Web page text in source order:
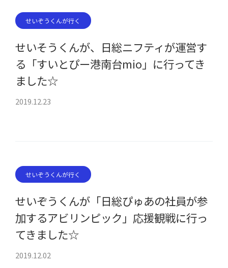
せいぞうくんが行く
せいそうくんが、日総ニフティが運営す
る「すいとぴー港南台mio」に行ってき
ました☆
2019.12.23
せいぞうくんが行く
せいぞうくんが「日総ぴゅあの社員が参
加するアビリンピック」応援観戦に行っ
てきました☆
2019.12.02